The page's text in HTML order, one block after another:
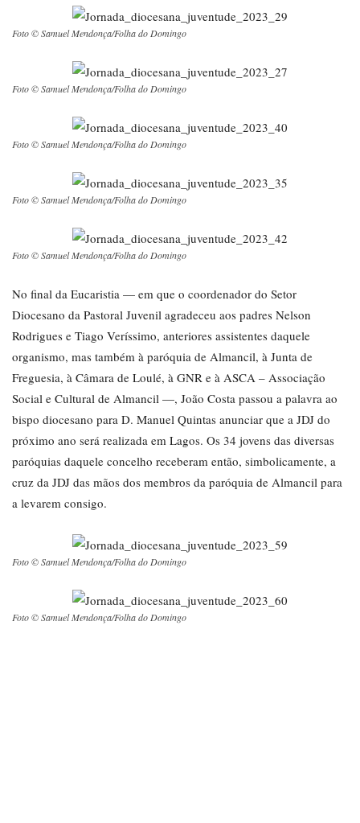
Foto © Samuel Mendonça/Folha do Domingo
Foto © Samuel Mendonça/Folha do Domingo
Foto © Samuel Mendonça/Folha do Domingo
Foto © Samuel Mendonça/Folha do Domingo
Foto © Samuel Mendonça/Folha do Domingo
No final da Eucaristia — em que o coordenador do Setor
Diocesano da Pastoral Juvenil agradeceu aos padres Nelson
Rodrigues e Tiago Veríssimo, anteriores assistentes daquele
organismo, mas também à paróquia de Almancil, à Junta de
Freguesia, à Câmara de Loulé, à GNR e à ASCA – Associação
Social e Cultural de Almancil —, João Costa passou a palavra ao
bispo diocesano para D. Manuel Quintas anunciar que a JDJ do
próximo ano será realizada em Lagos. Os 34 jovens das diversas
paróquias daquele concelho receberam então, simbolicamente, a
cruz da JDJ das mãos dos membros da paróquia de Almancil para
a levarem consigo.
Foto © Samuel Mendonça/Folha do Domingo
Foto © Samuel Mendonça/Folha do Domingo